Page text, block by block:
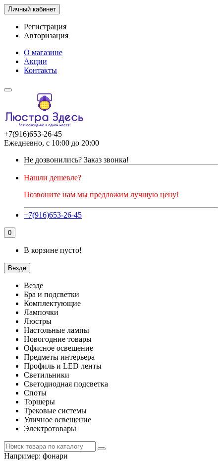
Личный кабинет
Регистрация
Авторизация
О магазине
Акции
Контакты
+7(916)653-26-45
Ежедневно, с 10:00 до 20:00
Не дозвонились? Заказ звонка!
Нашли дешевле?
Позвоните нам мы предложим лучшую цену!
+7(916)653-26-45
0
В корзине пусто!
Везде
Везде
Бра и подсветки
Комплектующие
Лампочки
Люстры
Настольные лампы
Новогодние товары
Офисное освещение
Предметы интерьера
Профиль и LED ленты
Светильники
Светодиодная подсветка
Споты
Торшеры
Трековые системы
Уличное освещение
Электротовары
Например: фонари